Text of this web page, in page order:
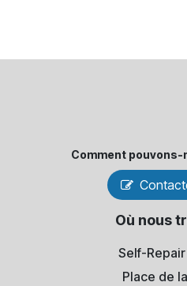
Comment pouvons-​
Où nous
Self-
Place de